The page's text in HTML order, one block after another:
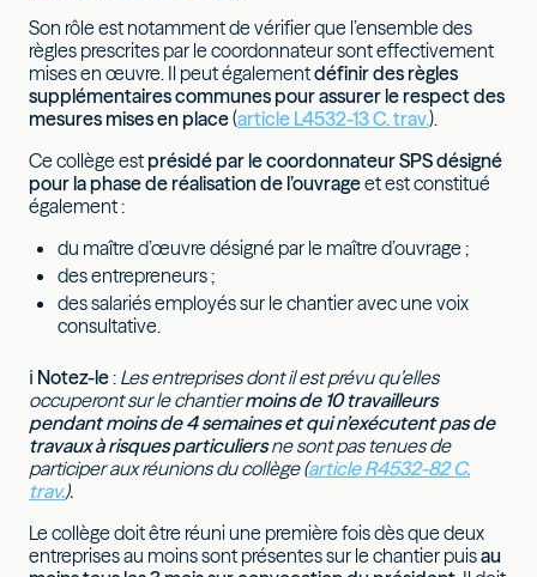
Son rôle est notamment de vérifier que l’ensemble des
règles prescrites par le coordonnateur sont effectivement
mises en œuvre. Il peut égalementdéfinir des règles
supplémentaires communes pour assurer le respect des
mesures mises en place(article L4532-13 C. trav.).
Ce collège est présidé par le coordonnateur SPS désigné
pour la phase de réalisation de l’ouvrageet est constitué
également :
du maître d’œuvre désigné par le maître d’ouvrage ;
des entrepreneurs ;
des salariés employés sur le chantier avec une voix
consultative.
ℹ Notez-le: Les entreprises dont il est prévu qu’elles
occuperont sur le chantiermoins de 10 travailleurs
pendant moins de 4 semaines et qui n’exécutent pas de
travaux à risques particuliersne sont pas tenues de
participer aux réunions du collège (article R4532-82 C.
trav.).
Le collège doit être réuni une première fois dès que deux
entreprises au moins sont présentes sur le chantier puisau